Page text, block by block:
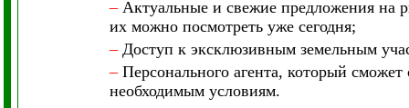
–Актуальные и свежие предложения на
их можно посмотреть уже сегодня;
–Доступ к эксклюзивным земельным
–Персонального агента, который
необходимым условиям.